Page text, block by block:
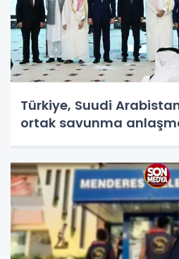
Türkiye, Suudi
ortak savunma